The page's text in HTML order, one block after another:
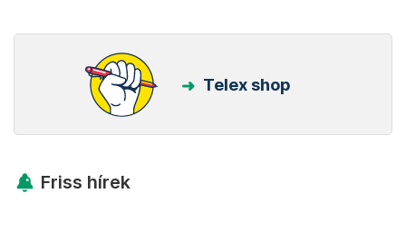
Telex shop
Friss hírek